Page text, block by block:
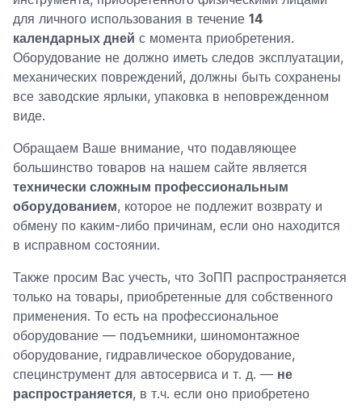
для личного использования в течение 14
календарных дней с момента приобретения.
Оборудование не должно иметь следов эксплуатации,
механических повреждений, должны быть сохранены
все заводские ярлыки, упаковка в неповрежденном
виде.
Обращаем Ваше внимание, что подавляющее
большинство товаров на нашем сайте является
технически сложным профессиональным
оборудованием, которое не подлежит возврату и
обмену по каким-либо причинам, если оно находится
в исправном состоянии.
Также просим Вас учесть, что ЗоПП распространяется
только на товары, приобретенные для собственного
применения. То есть на профессиональное
оборудование — подъемники, шиномонтажное
оборудование, гидравлическое оборудование,
специнструмент для автосервиса и т. д. — не
распространяется, в т.ч. если оно приобретено